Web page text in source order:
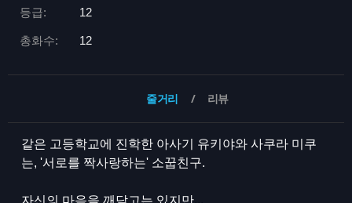
등급: 12
총화수: 12
줄거리 리뷰
같은 고등학교에 진학한 아사기 유키야와 사쿠라 미쿠
는, '서로를 짝사랑하는' 소꿉친구.
자신의 마음을 깨닫고는 있지만...